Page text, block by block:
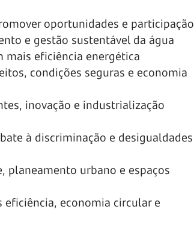
oportunidades e participação
e gestão sustentável da água
mais eficiência energética
condições seguras e economia
inovação e industrialização
à discriminação e desigualdades
planeamento urbano e espaços
eficiência, economia circular e